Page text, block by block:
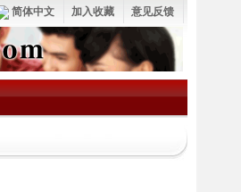
意见反馈
加入收藏
简体中文